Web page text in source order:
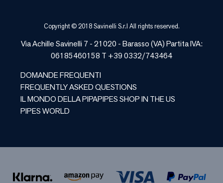
Copyright © 2018 Savinelli S.r.l All rights reserved.
Via Achille Savinelli 7 - 21020 -Barasso(VA) Partita IVA:
06185460158 T +39 0332/743464
DOMANDE FREQUENTI
FREQUENTLY ASKED QUESTIONS
IL MONDO DELLA PIPAPIPES SHOP IN THE US
PIPES WORLD